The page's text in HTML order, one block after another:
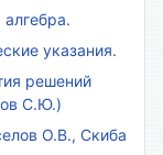
указания.
решений
С.Ю.)
О.В., Скиба